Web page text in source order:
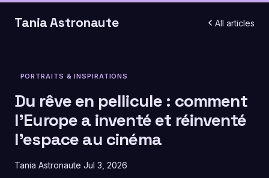
Tania Astronaute All articles
PORTRAITS & INSPIRATIONS
Du rêve en pellicule : comment
l'Europe a inventé et réinventé
l'espace au cinéma
Tania Astronaute Jul 3, 2026